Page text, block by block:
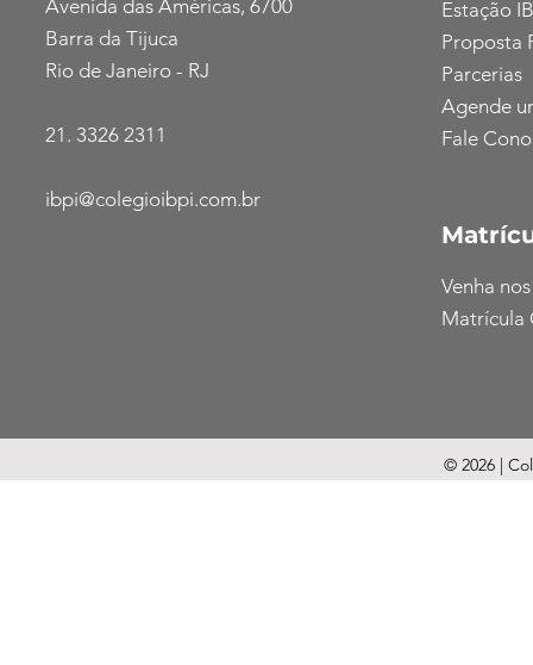
Avenida das Américas, 6700
Barra da Tijuca
Rio de Janeiro - RJ
21. 3326 2311
ibpi@colegioibpi.com.br
Estação
Proposta
Parcerias
Agende
Fale
Venha
Matrícula
© 2026 |